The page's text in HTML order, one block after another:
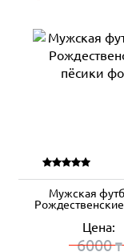
Мужская
Цена:
6000₸